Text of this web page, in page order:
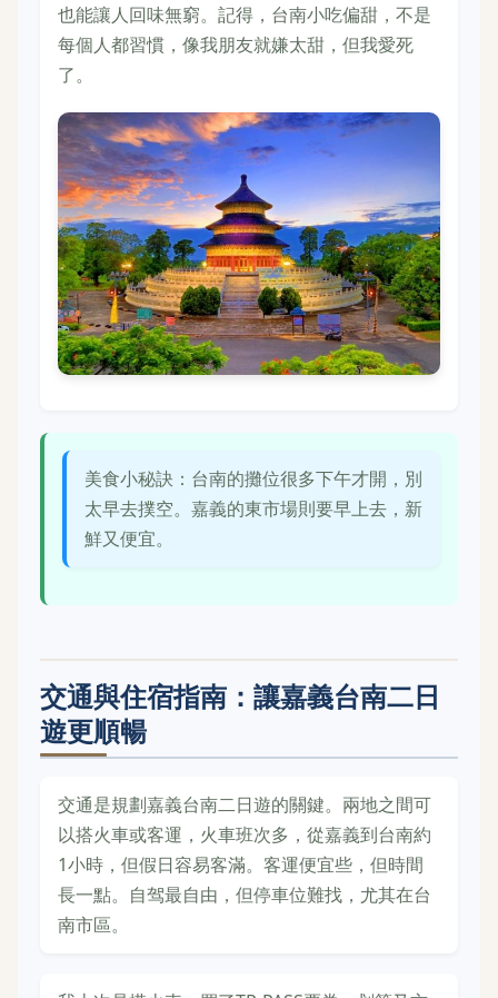
也能讓人回味無窮。記得，台南小吃偏甜，不是
每個人都習慣，像我朋友就嫌太甜，但我愛死
了。
美食小秘訣：台南的攤位很多下午才開，別
太早去撲空。嘉義的東市場則要早上去，新
鮮又便宜。
交通與住宿指南：讓嘉義台南二日
遊更順暢
交通是規劃嘉義台南二日遊的關鍵。兩地之間可
以搭火車或客運，火車班次多，從嘉義到台南約
1小時，但假日容易客滿。客運便宜些，但時間
長一點。自驾最自由，但停車位難找，尤其在台
南市區。